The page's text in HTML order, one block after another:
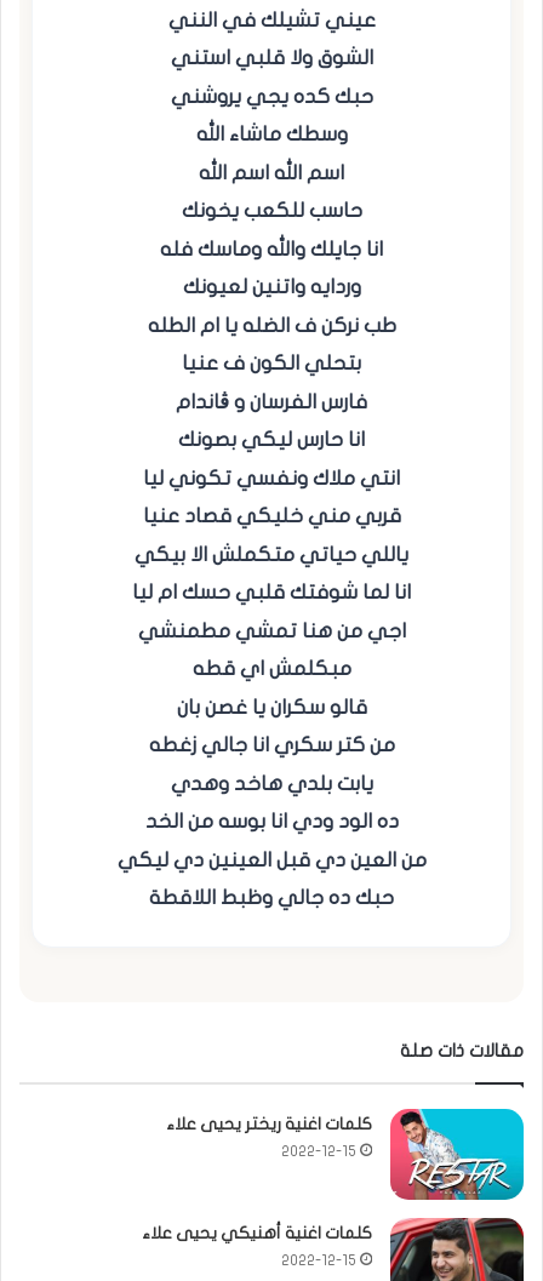
عيني تشيلك في النني
الشوق ولا قلبي استني
حبك كده يجي يروشني
وسطك ماشاء الله
اسم الله اسم الله
حاسب للكعب يخونك
انا جايلك والله وماسك فله
وردايه واتنين لعيونك
طب نركن ف الضله يا ام الطله
بتحلي الكون ف عنيا
فارس الفرسان و ڤاندام
انا حارس ليكي بصونك
انتي ملاك ونفسي تكوني ليا
قربي مني خليكي قصاد عنيا
ياللي حياتي متكملش الا بيكي
انا لما شوفتك قلبي حسك ام ليا
اجي من هنا تمشي مطمنشي
مبكلمش اي قطه
قالو سكران يا غصن بان
من كتر سكري انا جالي زغطه
يابت بلدي هاخد وهدي
ده الود ودي انا بوسه من الخد
من العين دي قبل العينين دي ليكي
حبك ده جالي وظبط اللاقطة
مقالات ذات صلة
كلمات اغنية ريختر يحيى علاء
2022-12-15
كلمات اغنية أهنيكي يحيى علاء
2022-12-15